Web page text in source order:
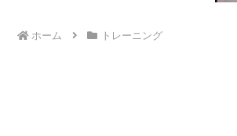
ホーム トレーニング